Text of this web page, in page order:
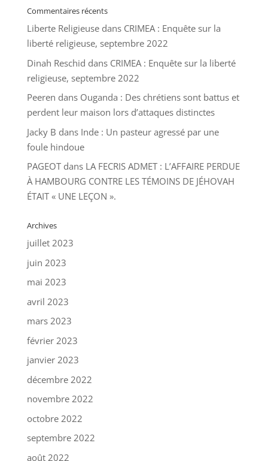
Commentaires récents
Liberte Religieusedans CRIMEA : Enquête sur la
liberté religieuse, septembre 2022
Dinah Reschid dans CRIMEA : Enquête sur la liberté
religieuse, septembre 2022
Peeren dans Ouganda : Des chrétiens sont battus et
perdent leur maison lors d’attaques distinctes
Jacky B dans Inde : Un pasteur agressé par une
foule hindoue
PAGEOTdans LA FECRIS ADMET : L’AFFAIRE PERDUE
À HAMBOURG CONTRE LES TÉMOINS DE JÉHOVAH
ÉTAIT « UNE LEÇON ».
Archives
juillet 2023
juin 2023
mai 2023
avril 2023
mars 2023
février 2023
janvier 2023
décembre 2022
novembre 2022
octobre 2022
septembre 2022
août 2022